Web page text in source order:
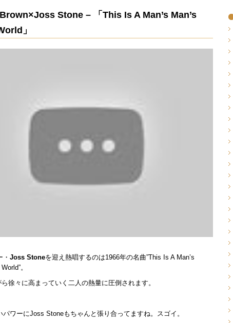
Stone – 「This Is A Man’s Man’s
」
Joss Stoneを迎え熱唱するのは1966年の名曲”This Is A Man’s
。
徐々に高まっていく二人の熱量に圧倒されます。
パワーにJoss Stoneもちゃんと張り合ってますね。スゴイ。